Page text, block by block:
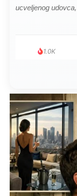
ucveljenog
1.0K